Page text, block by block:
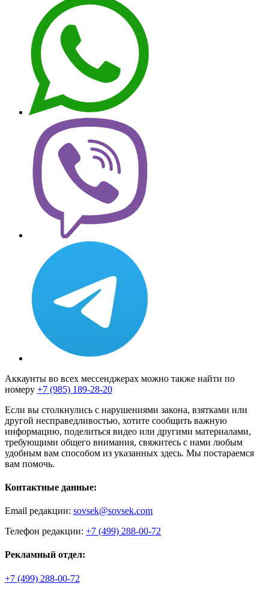
Аккаунты во всех мессенджерах можно также найти по
номеру +7 (985) 189-28-20
Если вы столкнулись с нарушениями закона, взятками или
другой несправедливостью, хотите сообщить важную
информацию, поделиться видео или другими материалами,
требующими общего внимания, свяжитесь с нами любым
удобным вам способом из указанных здесь. Мы постараемся
вам помочь.
Контактные данные:
Email редакции: sovsek@sovsek.com
Телефон редакции: +7 (499) 288-00-72
Рекламный отдел:
+7 (499) 288-00-72